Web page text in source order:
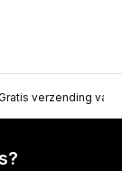
verzending